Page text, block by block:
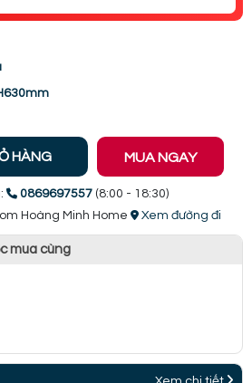
HÀNG MUA NGAY
0869697557 (8:00 - 18:30)
Hoàng Minh Home
Xem đường đi
mua cùng